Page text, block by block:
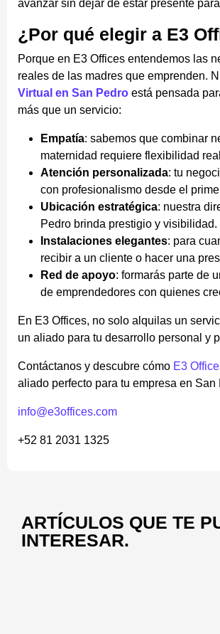
avanzar sin dejar de estar presente
¿Por qué elegir a E3
Porque en E3 Offices entendemos las
reales de las madres que emprenden.
Virtual en San Pedro está pensada
más que un servicio:
Empatía: sabemos que combinar
maternidad requiere flexibilidad
Atención personalizada: tu
con profesionalismo desde el
Ubicación estratégica: nuestra
Pedro brinda prestigio y visibilidad.
Instalaciones elegantes: para
recibir a un cliente o hacer una
Red de apoyo: formarás parte de
de emprendedores con quienes
En E3 Offices, no solo alquilas un
un aliado para tu desarrollo personal y
Contáctanos y descubre cómo E3
aliado perfecto para tu empresa en San
info@e3offices.com
+52 81 2031 1325
ARTÍCULOS QUE TE
INTERESAR.